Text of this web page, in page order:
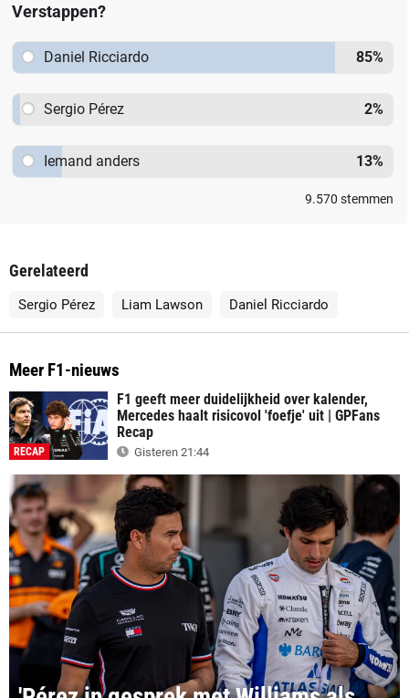
Verstappen?
Daniel Ricciardo 85%
Sergio Pérez 2%
Iemand anders 13%
9.570 stemmen
Gerelateerd
Sergio Pérez Liam Lawson Daniel Ricciardo
Meer F1-nieuws
RECAP
F1 geeft meer duidelijkheid over kalender,
Mercedes haalt risicovol 'foefje' uit | GPFans
Recap
Gisteren 21:44